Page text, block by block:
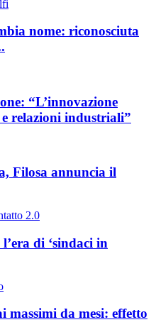
nome: riconosciuta
“L’innovazione
relazioni industriali”
Filosa annuncia il
di ‘sindaci in
da mesi: effetto